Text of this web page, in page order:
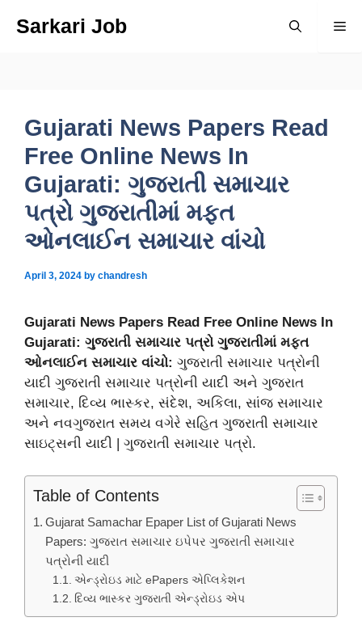
Sarkari Job
Gujarati News Papers Read
Free Online News In
Gujarati: ગુજરાતી સમાચાર
પત્રો ગુજરાતીમાં મફત
ઓનલાઈન સમાચાર વાંચો
April 3, 2024 by chandresh
Gujarati News Papers Read Free Online News In
Gujarati: ગુજરાતી સમાચાર પત્રો ગુજરાતીમાં મફત
ઓનલાઈન સમાચાર વાંચો: ગુજરાતી સમાચાર પત્રોની
યાદી ગુજરાતી સમાચાર પત્રોની યાદી અને ગુજરાત
સમાચાર, દિવ્ય ભાસ્કર, સંદેશ, અકિલા, સાંજ સમાચાર
અને નવગુજરાત સમય વગેરે સહિત ગુજરાતી સમાચાર
સાઇટ્સની યાદી | ગુજરાતી સમાચાર પત્રો.
Table of Contents
Gujarat Samachar Epaper List of Gujarati News
Papers: ગુજરાત સમાચાર ઇપેપર ગુજરાતી સમાચાર
પત્રોની યાદી
એન્ડ્રોઇડ માટે ePapers એપ્લિકેશન
દિવ્ય ભાસ્કર ગુજરાતી એન્ડ્રોઇડ એપ